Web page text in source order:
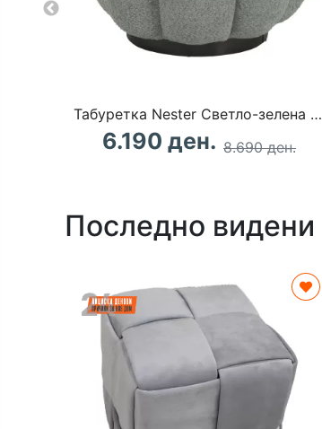
Табуретка Nester Светло-зелена D60x31cm
6.190 ден. 8.690 ден.
Последно видени